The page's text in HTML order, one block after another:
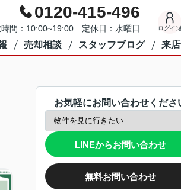
0120-415-496
時間：10:00~19:00 定休日：水曜日 ログイン
売却相談 スタッフブログ 来
お気軽にお問い合わせくださ
LINEからお問い合わせ
無料お問い合わせ